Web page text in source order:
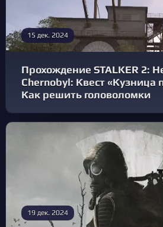
15 дек. 2024
Прохождение STALKER 2:
Chernobyl: Квест «Кузница
Как решить головоломки
19 дек. 2024